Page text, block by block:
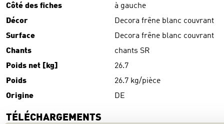
Côté des fiches
à gauche
Décor
Decora frêne blanc couvrant
Surface
Decora frêne blanc couvrant
Chants
chants SR
Poids net [kg]
26.7
Poids
26.7 kg/pièce
Origine
DE
TÉLÉCHARGEMENTS